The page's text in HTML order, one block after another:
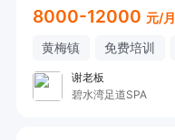
8000-12000 元/月
黄梅镇 免费培训
谢老板
碧水湾足道SPA